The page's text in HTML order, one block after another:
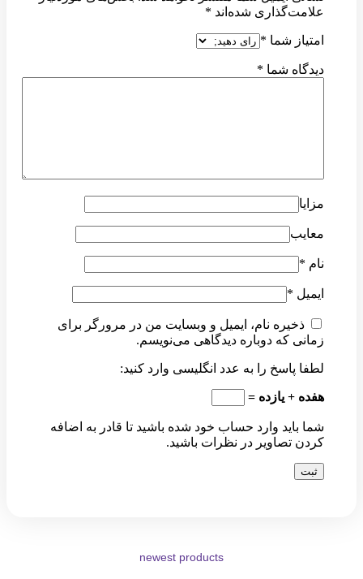
علامت‌گذاری شده‌اند *
امتیاز شما *
دیدگاه شما *
مزایا
معایب
نام *
ایمیل *
ذخیره نام، ایمیل و وبسایت من در مرورگر برای
زمانی که دوباره دیدگاهی می‌نویسم.
لطفا پاسخ را به عدد انگلیسی وارد کنید:
هفده + یازده =
شما باید وارد حساب خود شده باشید تا قادر به اضافه
کردن تصاویر در نظرات باشید.
newest products